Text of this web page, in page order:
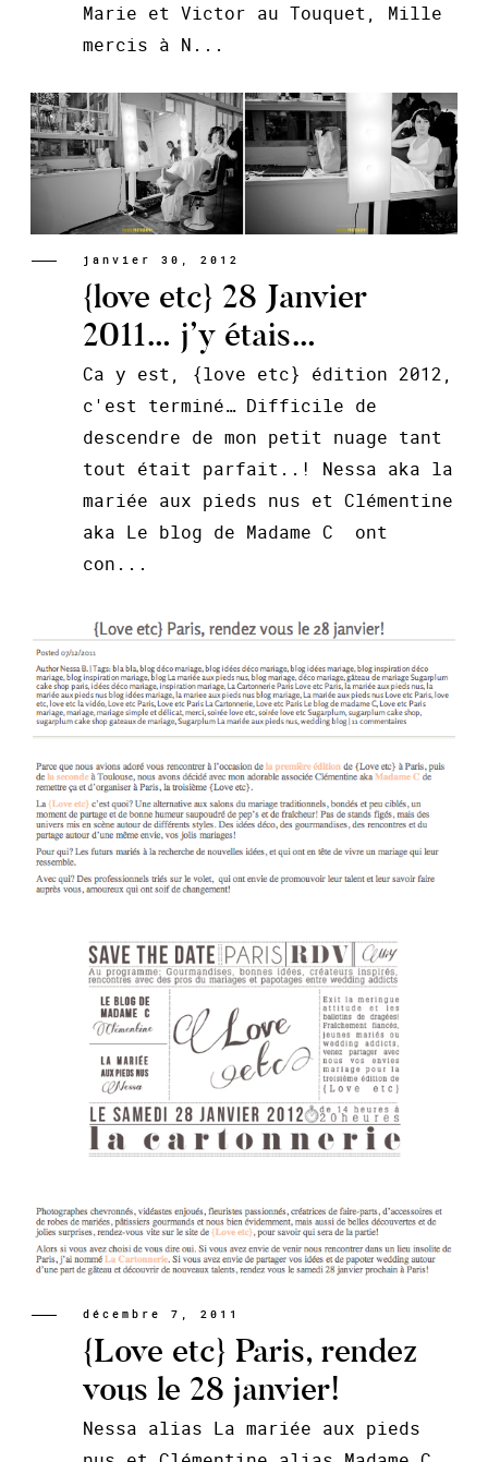
Marie et Victor au Touquet, Mille
mercis à N...
janvier 30, 2012
{love etc} 28 Janvier
2011… j’y étais…
Ca y est, {love etc} édition 2012,
c'est terminé… Difficile de
descendre de mon petit nuage tant
tout était parfait..! Nessa aka la
mariée aux pieds nus et Clémentine
aka Le blog de Madame C ont
con...
décembre 7, 2011
{Love etc} Paris, rendez
vous le 28 janvier!
Nessa alias La mariée aux pieds